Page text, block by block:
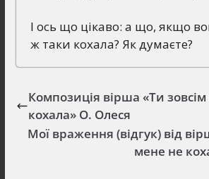
І ось що цікаво: а що, якщо
ж таки кохала? Як думаєте?
Композиція вірша «Ти
кохала» О. Олеся
Мої враження (відгук) від
мене не